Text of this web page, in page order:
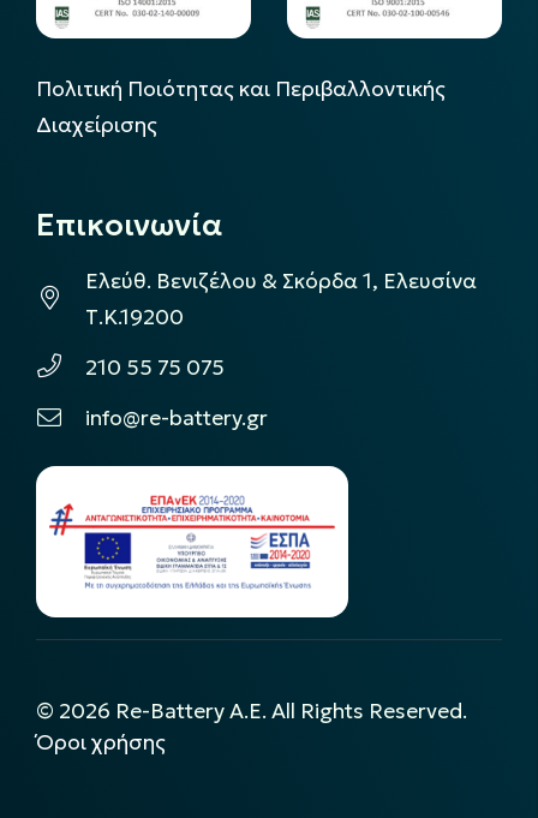
Πολιτική Ποιότητας και Περιβαλλοντικής
Διαχείρισης
Επικοινωνία
Ελεύθ. Βενιζέλου & Σκόρδα 1, Ελευσίνα
Τ.Κ.19200
210 55 75 075
info@re-battery.gr
© 2026 Re-Battery A.E. All Rights Reserved.
Όροι χρήσης